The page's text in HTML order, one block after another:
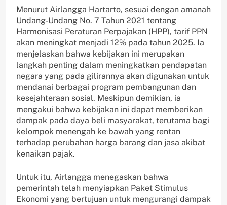
Menurut Airlangga Hartarto, sesuai dengan amanah
Undang-Undang No. 7 Tahun 2021 tentang
Harmonisasi Peraturan Perpajakan (HPP), tarif PPN
akan meningkat menjadi 12% pada tahun 2025. Ia
menjelaskan bahwa kebijakan ini merupakan
langkah penting dalam meningkatkan pendapatan
negara yang pada gilirannya akan digunakan untuk
mendanai berbagai program pembangunan dan
kesejahteraan sosial. Meskipun demikian, ia
mengakui bahwa kebijakan ini dapat memberikan
dampak pada daya beli masyarakat, terutama bagi
kelompok menengah ke bawah yang rentan
terhadap perubahan harga barang dan jasa akibat
kenaikan pajak.
Untuk itu, Airlangga menegaskan bahwa
pemerintah telah menyiapkan Paket Stimulus
Ekonomi yang bertujuan untuk mengurangi dampak